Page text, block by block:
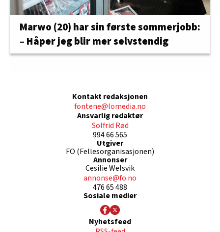
Marwo (20) har sin første sommerjobb:
– Håper jeg blir mer selvstendig
Kontakt redaksjonen
fontene@lomedia.no
Ansvarlig redaktør
Solfrid Rød
994 66 565
Utgiver
FO (Fellesorganisasjonen)
Annonser
Cesilie Welsvik
annonse@fo.no
476 65 488
Sosiale medier
Nyhetsfeed